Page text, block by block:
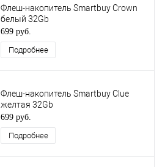
Флеш-накопитель Smartbuy Crown
белый 32Gb
699 руб.
Подробнее
Флеш-накопитель Smartbuy Clue
желтая 32Gb
699 руб.
Подробнее